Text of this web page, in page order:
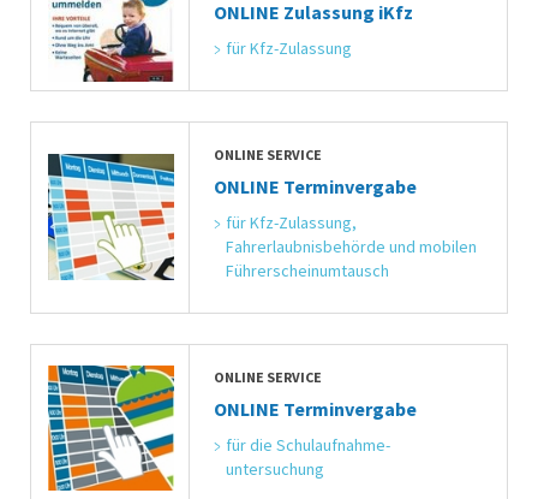
ONLINE Zulassung iKfz
für Kfz-Zulassung
ONLINE SERVICE
ONLINE Terminvergabe
für Kfz-Zulassung,
Fahrerlaubnisbehörde und mobilen
Führerscheinumtausch
ONLINE SERVICE
ONLINE Terminvergabe
für die Schulaufnahme-
untersuchung